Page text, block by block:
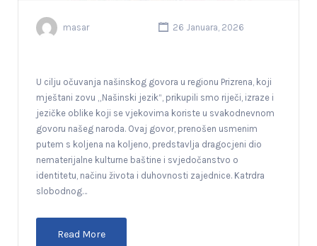
masar 26 Januara, 2026
U cilju očuvanja našinskog govora u regionu Prizrena, koji
mještani zovu „Našinski jezik“, prikupili smo riječi, izraze i
jezičke oblike koji se vjekovima koriste u svakodnevnom
govoru našeg naroda. Ovaj govor, prenošen usmenim
putem s koljena na koljeno, predstavlja dragocjeni dio
nematerijalne kulturne baštine i svjedočanstvo o
identitetu, načinu života i duhovnosti zajednice. Katrdra
slobodnog…
Read More